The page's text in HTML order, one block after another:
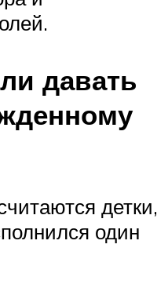
давать
детки,
один